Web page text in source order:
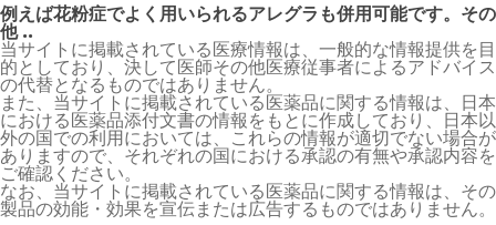
例えば花粉症でよく用いられるアレグラも併用可能です。その
他 ..
当サイトに掲載されている医療情報は、一般的な情報提供を目
的としており、決して医師その他医療従事者によるアドバイス
の代替となるものではありません。
また、当サイトに掲載されている医薬品に関する情報は、日本
における医薬品添付文書の情報をもとに作成しており、日本以
外の国での利用においては、これらの情報が適切でない場合が
ありますので、それぞれの国における承認の有無や承認内容を
ご確認ください。
なお、当サイトに掲載されている医薬品に関する情報は、その
製品の効能・効果を宣伝または広告するものではありません。